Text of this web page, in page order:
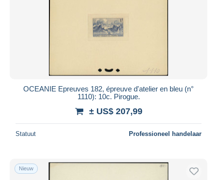
OCEANIE Epreuves 182, épreuve d'atelier en bleu (n°
1110): 10c. Pirogue.
± US$ 207,99
Statuut Professioneel handelaar
Nieuw